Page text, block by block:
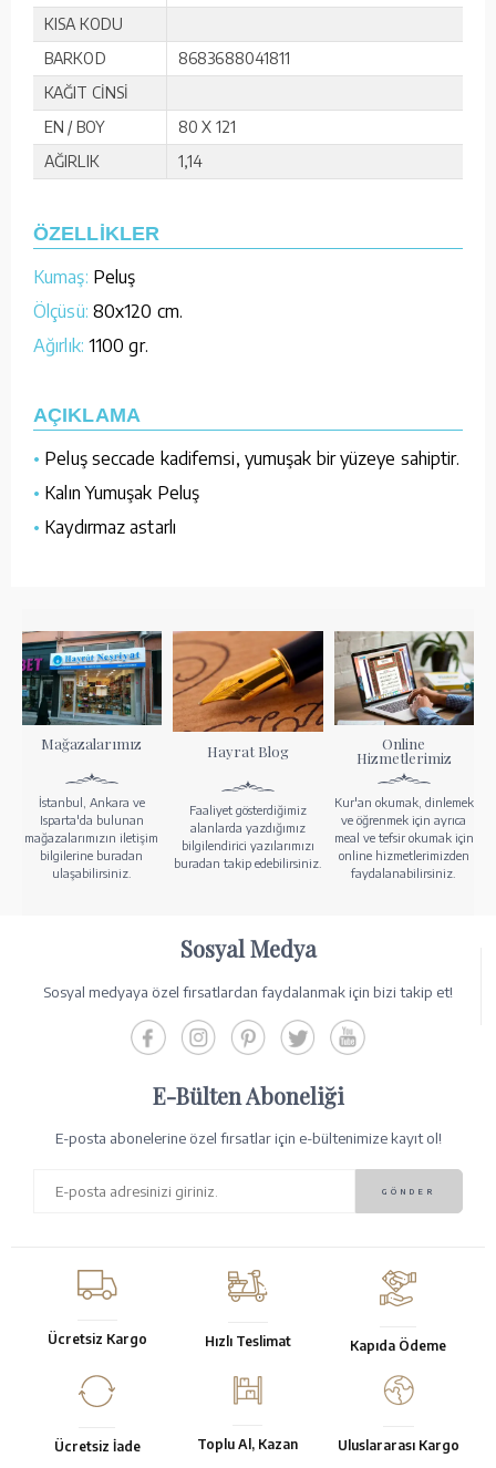
KISA KODU
BARKOD
8683688041811
KAĞIT CİNSİ
EN / BOY
80 X 121
AĞIRLIK
1,14
ÖZELLİKLER
Kumaş: Peluş
Ölçüsü: 80x120 cm.
Ağırlık: 1100 gr.
AÇIKLAMA
• Peluş seccade kadifemsi, yumuşak bir yüzeye sahiptir.
• Kalın Yumuşak Peluş
• Kaydırmaz astarlı
Mağazalarımız
İstanbul, Ankara ve
Isparta'da bulunan
mağazalarımızın iletişim
bilgilerine buradan
ulaşabilirsiniz.
Hayrat Blog
Faaliyet gösterdiğimiz
alanlarda yazdığımız
bilgilendirici yazılarımızı
buradan takip edebilirsiniz.
Online
Hizmetlerimiz
Kur'an okumak, dinlemek
ve öğrenmek için ayrıca
meal ve tefsir okumak için
online hizmetlerimizden
faydalanabilirsiniz.
Sosyal Medya
Sosyal medyaya özel fırsatlardan faydalanmak için bizi takip et!
E-Bülten Aboneliği
E-posta abonelerine özel fırsatlar için e-bültenimize kayıt ol!
Ücretsiz Kargo Hızlı Teslimat Kapıda Ödeme
Ücretsiz İade Toplu Al, Kazan Uluslararası Kargo